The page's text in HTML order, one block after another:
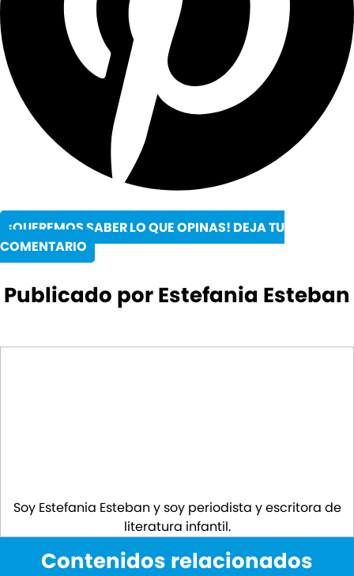
¡QUEREMOS SABER LO QUE OPINAS! DEJA TU
COMENTARIO
Publicado por Estefania Esteban
Soy Estefania Esteban y soy periodista y escritora de
literatura infantil.
Contenidos relacionados